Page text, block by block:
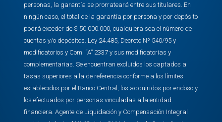
personas, la garantía se prorrateará entre sus titulares. En
ningún caso, el total de la garantía por persona y por depósito
podrá exceder de $ 50.000.000, cualquiera sea el número de
cuentas y/o depósitos. Ley 24.485, Decreto Nº 540/95 y
modificatorios y Com. “A” 2337 y sus modificatorias y
complementarias. Se encuentran excluidos los captados a
tasas superiores a la de referencia conforme a los límites
establecidos por el Banco Central, los adquiridos por endoso y
los efectuados por personas vinculadas a la entidad
financiera. Agente de Liquidación y Compensación Integral